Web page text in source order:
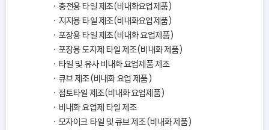
충전용 타일 제조(비내화요업제품)
지지용 타일 제조(비내화요업제품)
포장용 타일 제조(비내화 요업제품)
포장용 도자제 타일 제조(비내화 제품)
타일 및 유사 비내화 요업제품 제조
큐브 제조(비내화 요업 제품)
점토타일 제조(비내화 요업제품)
비내화 요업제 타일 제조
모자이크 타일 및 큐브 제조(비내화 제품)